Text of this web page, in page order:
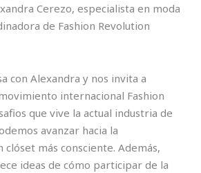
Cerezo, especialista en moda
de Fashion Revolution
con Alexandra y nos invita a
internacional Fashion
que vive la actual industria de
avanzar hacia la
clóset más consciente. Además,
ideas de cómo participar de la